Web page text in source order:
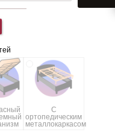
С
ортопедическим
металлокаркасом